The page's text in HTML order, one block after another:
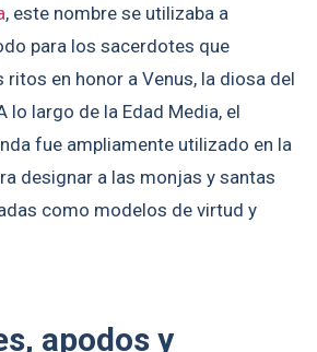
, este nombre se utilizaba a
para los sacerdotes que
ritos en honor a Venus, la diosa del
lo largo de la Edad Media, el
fue ampliamente utilizado en la
designar a las monjas y santas
como modelos de virtud y
apodos y